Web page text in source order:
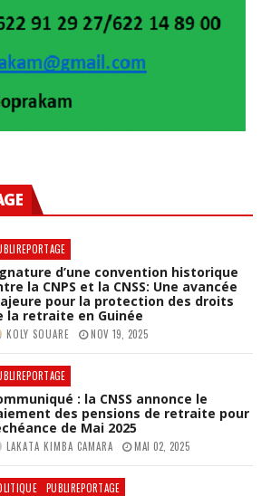
d’une convention historique
la CNPS et la CNSS: Une avancée
pour la protection des droits
la retraite en Guinée
KOLY SOUARE NOV 19, 2025
: la CNSS annonce le
des pensions de retraite pour
de Mai 2025
LAKATA KIMBA CAMARA MAI 02, 2025
PUBLIREPORTAGE